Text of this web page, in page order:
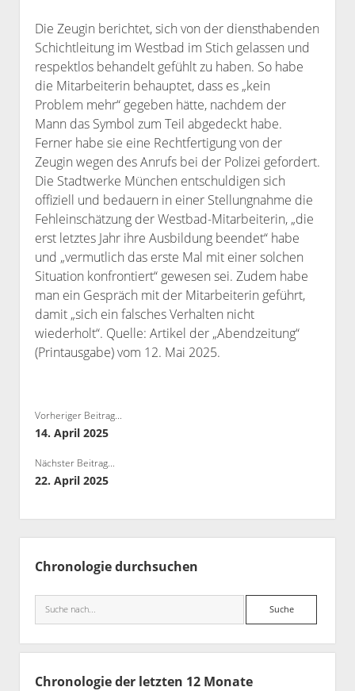
Die Zeugin berichtet, sich von der diensthabenden
Schichtleitung im Westbad im Stich gelassen und
respektlos behandelt gefühlt zu haben. So habe
die Mitarbeiterin behauptet, dass es „kein
Problem mehr“ gegeben hätte, nachdem der
Mann das Symbol zum Teil abgedeckt habe.
Ferner habe sie eine Rechtfertigung von der
Zeugin wegen des Anrufs bei der Polizei gefordert.
Die Stadtwerke München entschuldigen sich
offiziell und bedauern in einer Stellungnahme die
Fehleinschätzung der Westbad-Mitarbeiterin, „die
erst letztes Jahr ihre Ausbildung beendet“ habe
und „vermutlich das erste Mal mit einer solchen
Situation konfrontiert“ gewesen sei. Zudem habe
man ein Gespräch mit der Mitarbeiterin geführt,
damit „sich ein falsches Verhalten nicht
wiederholt“. Quelle: Artikel der „Abendzeitung“
(Printausgabe) vom 12. Mai 2025.
Vorheriger Beitrag...
14. April 2025
Nächster Beitrag...
22. April 2025
Chronologie durchsuchen
Suche
Chronologie der letzten 12 Monate